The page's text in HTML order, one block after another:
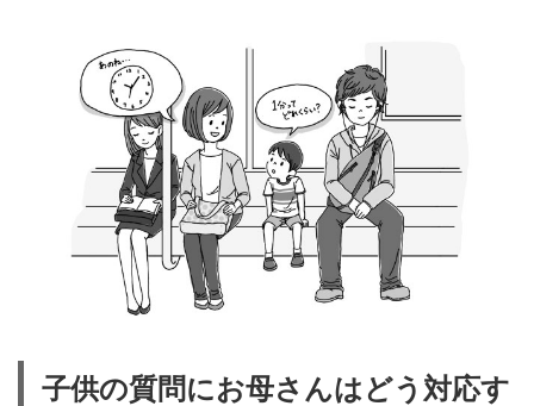
子供の質問にお母さんはどう対応す